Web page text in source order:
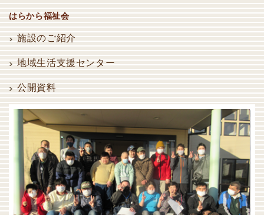
はらから福祉会
施設のご紹介
地域生活支援センター
公開資料